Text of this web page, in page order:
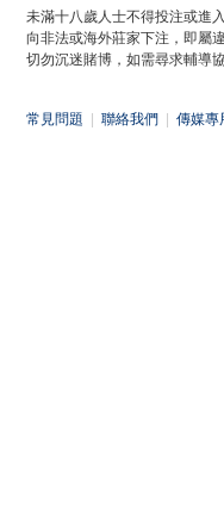
未滿十八歲人士不得投注或進
向非法或海外莊家下注，即屬
切勿沉迷賭博，如需尋求輔導
常見問題 聯絡我們 傳媒專